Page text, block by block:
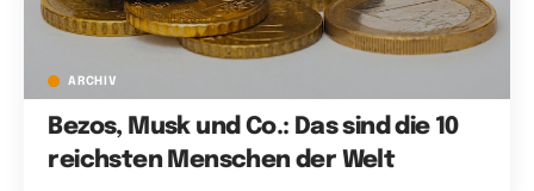
ARCHIV
Bezos, Musk und Co.: Das sind die 10
reichsten Menschen der Welt